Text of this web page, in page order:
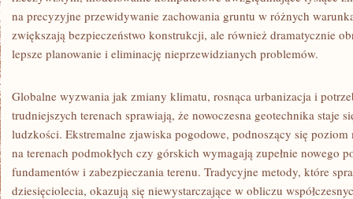
na precyzyjne przewidywanie zachowania gruntu w różnych
zwiększają bezpieczeństwo konstrukcji, ale również dramatycznie
lepsze planowanie i eliminację nieprzewidzianych problemów.
Globalne wyzwania jak zmiany klimatu, rosnąca urbanizacja i
trudniejszych terenach sprawiają, że nowoczesna geotechnika staje
ludzkości. Ekstremalne zjawiska pogodowe, podnoszący się
na terenach podmokłych czy górskich wymagają zupełnie nowego
fundamentów i zabezpieczania terenu. Tradycyjne metody, które
dziesięciolecia, okazują się niewystarczające w obliczu